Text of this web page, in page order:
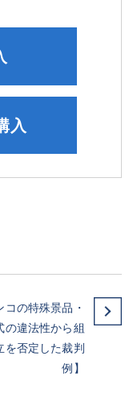
入
コの特殊景品・
の違法性から組
を否定した裁判
例】